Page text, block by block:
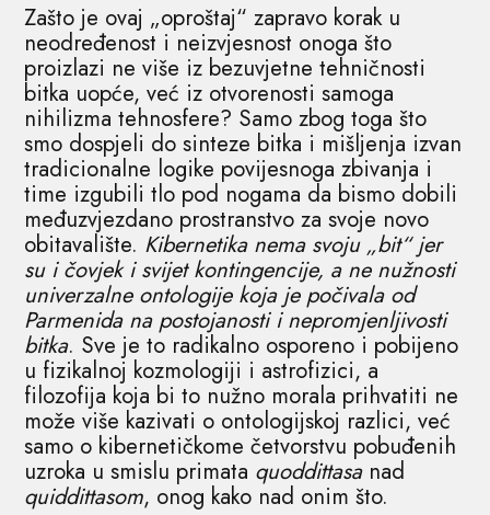
Zašto je ovaj „oproštaj“ zapravo korak u
neodređenost i neizvjesnost onoga što
proizlazi ne više iz bezuvjetne tehničnosti
bitka uopće, već iz otvorenosti samoga
nihilizma tehnosfere? Samo zbog toga što
smo dospjeli do sinteze bitka i mišljenja izvan
tradicionalne logike povijesnoga zbivanja i
time izgubili tlo pod nogama da bismo dobili
međuzvjezdano prostranstvo za svoje novo
obitavalište. Kibernetika nema svoju „bit“ jer
su i čovjek i svijet kontingencije, a ne nužnosti
univerzalne ontologije koja je počivala od
Parmenida na postojanosti i nepromjenljivosti
bitka. Sve je to radikalno osporeno i pobijeno
u fizikalnoj kozmologiji i astrofizici, a
filozofija koja bi to nužno morala prihvatiti ne
može više kazivati o ontologijskoj razlici, već
samo o kibernetičkome četvorstvu pobuđenih
uzroka u smislu primata quoddittasanad
quiddittasom, onog kako nad onim što.